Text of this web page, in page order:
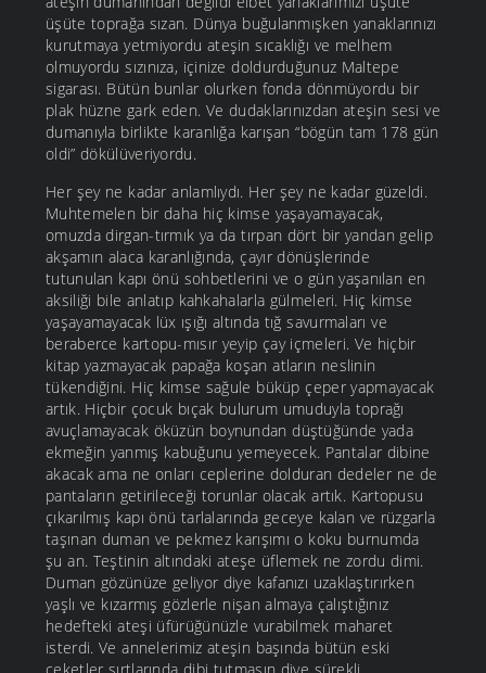
üşüte toprağa sızan. Dünya buğulanmışken yanaklarınızı
kurutmaya yetmiyordu ateşin sıcaklığı ve melhem
olmuyordu sızınıza, içinize doldurduğunuz Maltepe
sigarası. Bütün bunlar olurken fonda dönmüyordu bir
plak hüzne gark eden. Ve dudaklarınızdan ateşin sesi ve
dumanıyla birlikte karanlığa karışan “bögün tam 178 gün
oldi” dökülüveriyordu.
Her şey ne kadar anlamlıydı. Her şey ne kadar güzeldi.
Muhtemelen bir daha hiç kimse yaşayamayacak,
omuzda dirgan-tırmık ya da tırpan dört bir yandan gelip
akşamın alaca karanlığında, çayır dönüşlerinde
tutunulan kapı önü sohbetlerini ve o gün yaşanılan en
aksiliği bile anlatıp kahkahalarla gülmeleri. Hiç kimse
yaşayamayacak lüx ışığı altında tığ savurmaları ve
beraberce kartopu-mısır yeyip çay içmeleri. Ve hiçbir
kitap yazmayacak papağa koşan atların neslinin
tükendiğini. Hiç kimse sağule büküp çeper yapmayacak
artık. Hiçbir çocuk bıçak bulurum umuduyla toprağı
avuçlamayacak öküzün boynundan düştüğünde yada
ekmeğin yanmış kabuğunu yemeyecek. Pantalar dibine
akacak ama ne onları ceplerine dolduran dedeler ne de
pantaların getirileceği torunlar olacak artık. Kartopusu
çıkarılmış kapı önü tarlalarında geceye kalan ve rüzgarla
taşınan duman ve pekmez karışımı o koku burnumda
şu an. Teştinin altındaki ateşe üflemek ne zordu dimi.
Duman gözünüze geliyor diye kafanızı uzaklaştırırken
yaşlı ve kızarmış gözlerle nişan almaya çalıştığınız
hedefteki ateşi üfürüğünüzle vurabilmek maharet
isterdi. Ve annelerimiz ateşin başında bütün eski